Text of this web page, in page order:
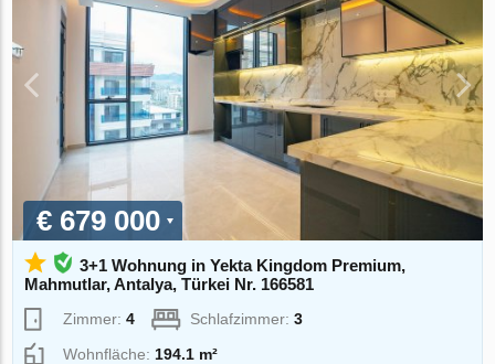
€ 679 000
3+1 Wohnung in Yekta Kingdom Premium,
Mahmutlar, Antalya, Türkei Nr. 166581
Zimmer:4 Schlafzimmer:3
Wohnfläche: 194.1 m²